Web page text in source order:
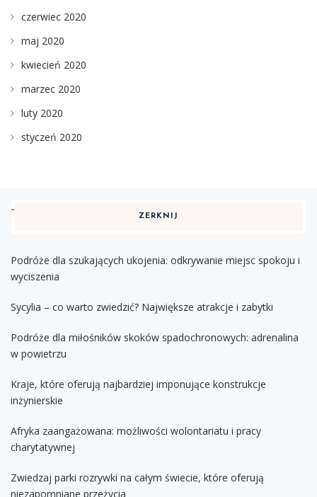
czerwiec 2020
maj 2020
kwiecień 2020
marzec 2020
luty 2020
styczeń 2020
ZERKNIJ
Podróże dla szukających ukojenia: odkrywanie miejsc spokoju i
wyciszenia
Sycylia – co warto zwiedzić? Największe atrakcje i zabytki
Podróże dla miłośników skoków spadochronowych: adrenalina
w powietrzu
Kraje, które oferują najbardziej imponujące konstrukcje
inżynierskie
Afryka zaangażowana: możliwości wolontariatu i pracy
charytatywnej
Zwiedzaj parki rozrywki na całym świecie, które oferują
niezapomniane przeżycia